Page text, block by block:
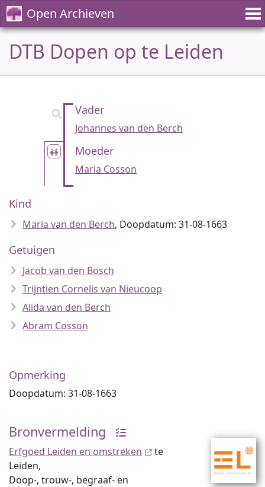
Open Archieven
DTB Dopen op te Leiden
Vader
Johannes van den Berch
Moeder
Maria Cosson
Kind
Maria van den Berch, Doopdatum: 31-08-1663
Getuigen
Jacob van den Bosch
Trijntien Cornelis van Nieucoop
Alida van den Berch
Abram Cosson
Opmerking
Doopdatum: 31-08-1663
Bronvermelding
Erfgoed Leiden en omstreken
te
Leiden,
Doop-, trouw-, begraaf- en